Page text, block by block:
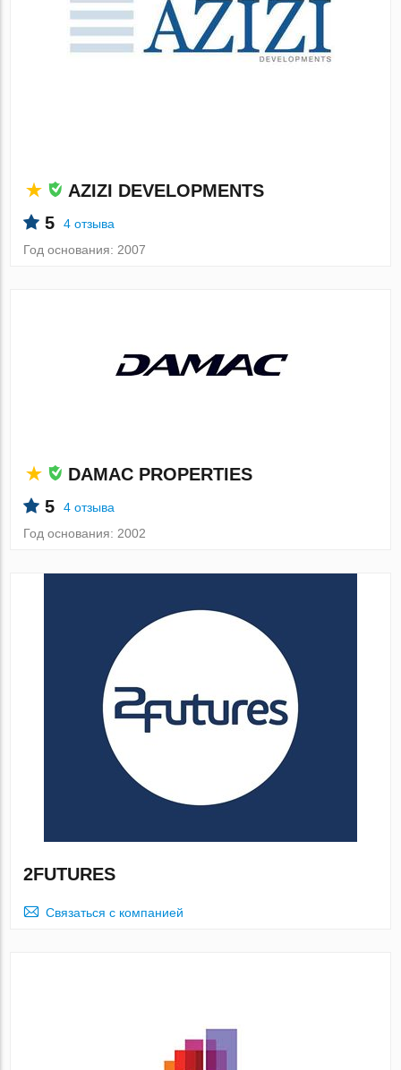
AZIZI DEVELOPMENTS
5
4 отзыва
Год основания: 2007
DAMAC PROPERTIES
5
4 отзыва
Год основания: 2002
2FUTURES
Связаться с компанией